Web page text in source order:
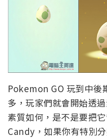
Pokemon GO 玩到中後
多，玩家們就會開始透
素質如何，是不是要把
Candy，如果你有特別